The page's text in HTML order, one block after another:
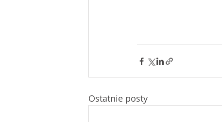
Ostatnie posty